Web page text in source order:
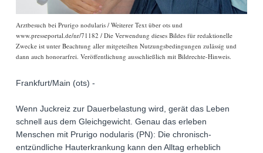
Arztbesuch bei Prurigo nodularis / Weiterer Text über ots und
www.presseportal.de/nr/71182 / Die Verwendung dieses Bildes für redaktionelle
Zwecke ist unter Beachtung aller mitgeteilten Nutzungsbedingungen zulässig und
dann auch honorarfrei. Veröffentlichung ausschließlich mit Bildrechte-Hinweis.
Frankfurt/Main (ots) -
Wenn Juckreiz zur Dauerbelastung wird, gerät das Leben
schnell aus dem Gleichgewicht. Genau das erleben
Menschen mit Prurigo nodularis (PN): Die chronisch-
entzündliche Hauterkrankung kann den Alltag erheblich